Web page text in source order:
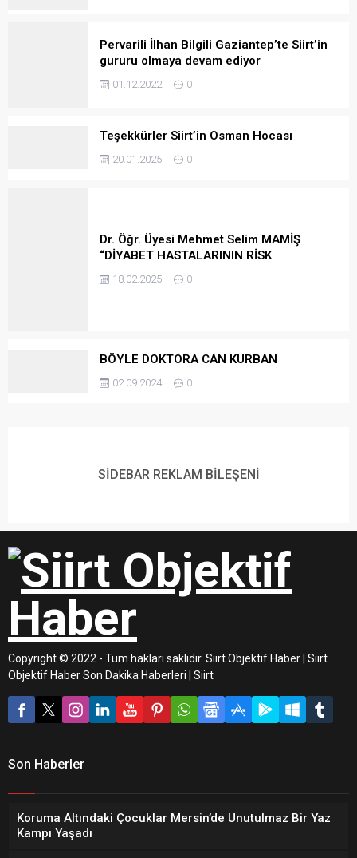
Pervarili İlhan Bilgili Gaziantep’te Siirt’in
gururu olmaya devam ediyor
01.12.2022 0
Teşekkürler Siirt’in Osman Hocası
20.01.2025 0
Dr. Öğr. Üyesi Mehmet Selim MAMİŞ
“DİYABET HASTALARININ RİSK
DURUMUNA GÖRE RAMAZAN ORUCU”
18.02.2025 0
BÖYLE DOKTORA CAN KURBAN
02.09.2024 0
SİDEBAR REKLAM BİLEŞENİ
Copyright © 2022 - Tüm hakları saklıdır. Siirt Objektif Haber | Siirt
Objektif Haber Son Dakika Haberleri | Siirt
Son Haberler
Koruma Altındaki Çocuklar Mersin’de Unutulmaz Bir Yaz
Kampı Yaşadı